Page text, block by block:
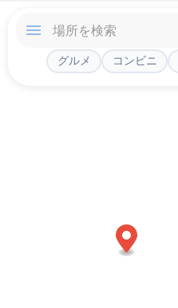
グルメ コンビニ